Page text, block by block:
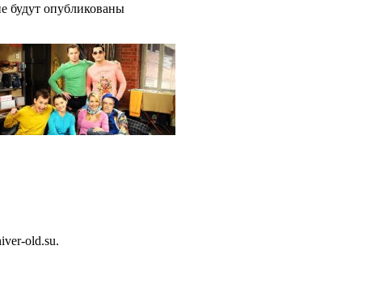
будут опубликованы
old.su.